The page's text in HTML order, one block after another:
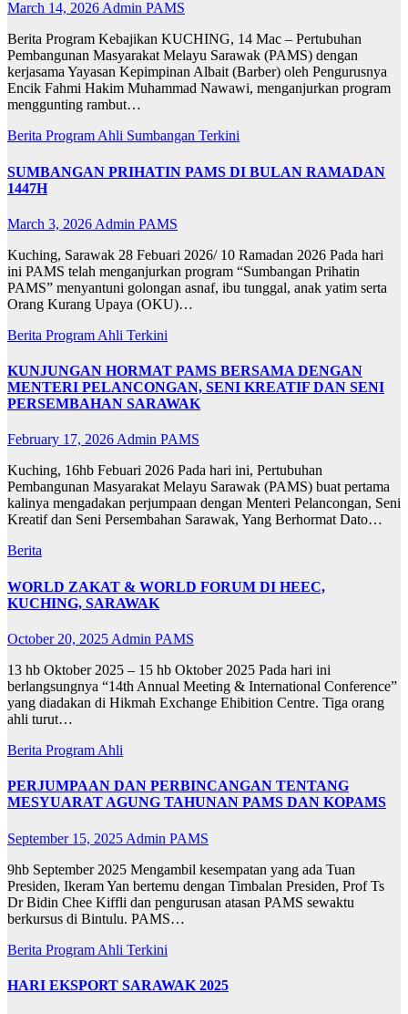
March 14, 2026Admin PAMS
Berita Program Kebajikan KUCHING, 14 Mac – Pertubuhan
Pembangunan Masyarakat Melayu Sarawak (PAMS) dengan
kerjasama Yayasan Kepimpinan Albait (Barber) oleh Pengurusnya
Encik Fahmi Hakim Muhammad Nawawi, menganjurkan program
menggunting rambut…
Berita Program Ahli Sumbangan Terkini
SUMBANGAN PRIHATIN PAMS DI BULAN RAMADAN
1447H
March 3, 2026 Admin PAMS
Kuching, Sarawak 28 Febuari 2026/ 10 Ramadan 2026 Pada hari
ini PAMS telah menganjurkan program “Sumbangan Prihatin
PAMS” menyantuni golongan asnaf, ibu tunggal, anak yatim serta
Orang Kurang Upaya (OKU)…
Berita Program Ahli Terkini
KUNJUNGAN HORMAT PAMS BERSAMA DENGAN
MENTERI PELANCONGAN, SENI KREATIF DAN SENI
PERSEMBAHAN SARAWAK
February 17, 2026Admin PAMS
Kuching, 16hb Febuari 2026 Pada hari ini, Pertubuhan
Pembangunan Masyarakat Melayu Sarawak (PAMS) buat pertama
kalinya mengadakan perjumpaan dengan Menteri Pelancongan, Seni
Kreatif dan Seni Persembahan Sarawak, Yang Berhormat Dato…
Berita
WORLD ZAKAT & WORLD FORUM DI HEEC,
KUCHING, SARAWAK
October 20, 2025 Admin PAMS
13 hb Oktober 2025 – 15 hb Oktober 2025 Pada hari ini
berlangsungnya “14th Annual Meeting & International Conference”
yang diadakan di Hikmah Exchange Ehibition Centre. Tiga orang
ahli turut…
Berita Program Ahli
PERJUMPAAN DAN PERBINCANGAN TENTANG
MESYUARAT AGUNG TAHUNAN PAMS DAN KOPAMS
September 15, 2025 Admin PAMS
9hb September 2025 Mengambil kesempatan yang ada Tuan
Presiden, Ikeram Yan bertemu dengan Timbalan Presiden, Prof Ts
Dr Bidin Chee Kiffli dan pengurusan atasan PAMS sewaktu
berkursus di Bintulu. PAMS…
Berita Program Ahli Terkini
HARI EKSPORT SARAWAK 2025